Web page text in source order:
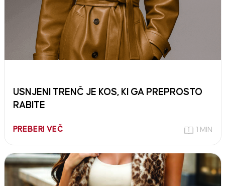
USNJENI TRENČ JE KOS, KI GA PREPROSTO
RABITE
PREBERI VEČ 1 MIN